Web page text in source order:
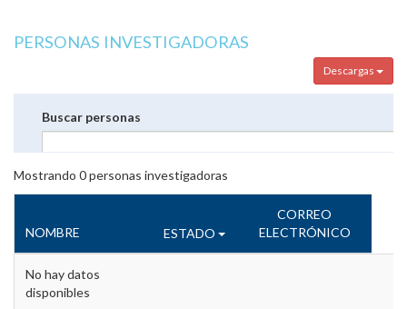
PERSONAS INVESTIGADORAS
Descargas
Buscar personas
Mostrando 0personas investigadoras
NOMBRE ESTADO
CORREO
ELECTRÓNICO
No hay datos
disponibles